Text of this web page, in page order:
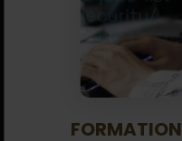
QUALITÉS
NIVEAU D’ÉTUDE
LES ENTREPRISES
ANALYSTE SOC
SALAIRE